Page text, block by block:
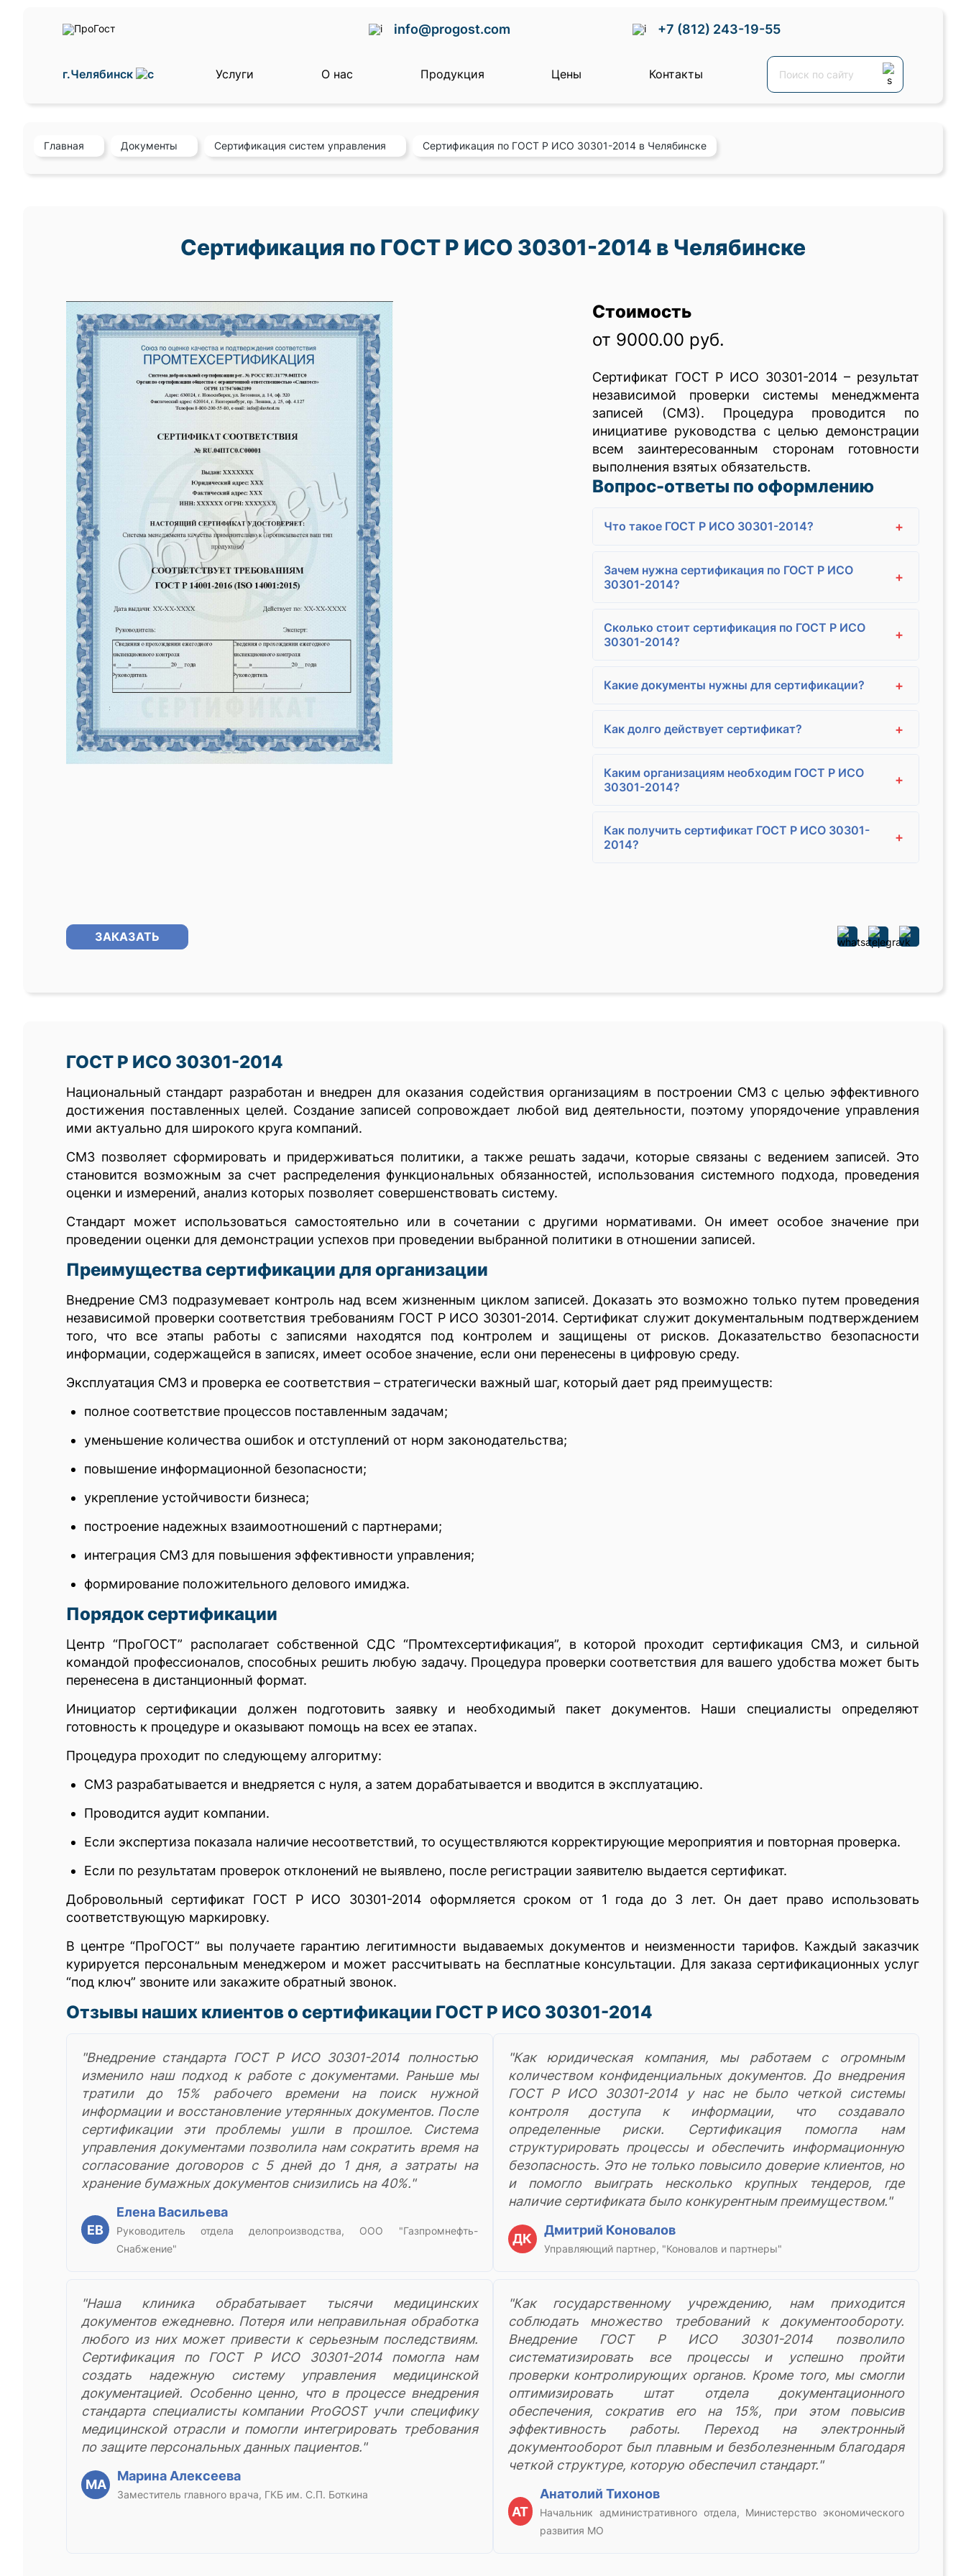
info@progost.com +7 (812) 243-19-55
г.Челябинск Услуги О нас Продукция Цены Контакты
Главная Документы Сертификация систем управления Сертификация по ГОСТ Р ИСО 30301-2014 в Челябинске
Сертификация по ГОСТ Р ИСО 30301-2014 в Челябинске
Стоимость
от 9000.00 руб.
Сертификат ГОСТ Р ИСО 30301-2014 – результат
независимой проверки системы менеджмента
записей (СМЗ). Процедура проводится по
инициативе руководства с целью демонстрации
всем заинтересованным сторонам готовности
выполнения взятых обязательств.
Вопрос-ответы по оформлению
Что такое ГОСТ Р ИСО 30301-2014? +
Зачем нужна сертификация по ГОСТ Р ИСО
30301-2014?
+
Сколько стоит сертификация по ГОСТ Р ИСО
30301-2014?
+
Какие документы нужны для сертификации? +
Как долго действует сертификат? +
Каким организациям необходим ГОСТ Р ИСО
30301-2014?
+
Как получить сертификат ГОСТ Р ИСО 30301-
2014?
+
ЗАКАЗАТЬ
ГОСТ Р ИСО 30301-2014
Национальный стандарт разработан и внедрен для оказания содействия организациям в построении СМЗ с целью эффективного
достижения поставленных целей. Создание записей сопровождает любой вид деятельности, поэтому упорядочение управления
ими актуально для широкого круга компаний.
СМЗ позволяет сформировать и придерживаться политики, а также решать задачи, которые связаны с ведением записей. Это
становится возможным за счет распределения функциональных обязанностей, использования системного подхода, проведения
оценки и измерений, анализ которых позволяет совершенствовать систему.
Стандарт может использоваться самостоятельно или в сочетании с другими нормативами. Он имеет особое значение при
проведении оценки для демонстрации успехов при проведении выбранной политики в отношении записей.
Преимущества сертификации для организации
Внедрение СМЗ подразумевает контроль над всем жизненным циклом записей. Доказать это возможно только путем проведения
независимой проверки соответствия требованиям ГОСТ Р ИСО 30301-2014. Сертификат служит документальным подтверждением
того, что все этапы работы с записями находятся под контролем и защищены от рисков. Доказательство безопасности
информации, содержащейся в записях, имеет особое значение, если они перенесены в цифровую среду.
Эксплуатация СМЗ и проверка ее соответствия – стратегически важный шаг, который дает ряд преимуществ:
полное соответствие процессов поставленным задачам;
уменьшение количества ошибок и отступлений от норм законодательства;
повышение информационной безопасности;
укрепление устойчивости бизнеса;
построение надежных взаимоотношений с партнерами;
интеграция СМЗ для повышения эффективности управления;
формирование положительного делового имиджа.
Порядок сертификации
Центр “ПроГОСТ” располагает собственной СДС “Промтехсертификация”, в которой проходит сертификация СМЗ, и сильной
командой профессионалов, способных решить любую задачу. Процедура проверки соответствия для вашего удобства может быть
перенесена в дистанционный формат.
Инициатор сертификации должен подготовить заявку и необходимый пакет документов. Наши специалисты определяют
готовность к процедуре и оказывают помощь на всех ее этапах.
Процедура проходит по следующему алгоритму:
СМЗ разрабатывается и внедряется с нуля, а затем дорабатывается и вводится в эксплуатацию.
Проводится аудит компании.
Если экспертиза показала наличие несоответствий, то осуществляются корректирующие мероприятия и повторная проверка.
Если по результатам проверок отклонений не выявлено, после регистрации заявителю выдается сертификат.
Добровольный сертификат ГОСТ Р ИСО 30301-2014 оформляется сроком от 1 года до 3 лет. Он дает право использовать
соответствующую маркировку.
В центре “ПроГОСТ” вы получаете гарантию легитимности выдаваемых документов и неизменности тарифов. Каждый заказчик
курируется персональным менеджером и может рассчитывать на бесплатные консультации. Для заказа сертификационных услуг
“под ключ” звоните или закажите обратный звонок.
Отзывы наших клиентов о сертификации ГОСТ Р ИСО 30301-2014
"Внедрение стандарта ГОСТ Р ИСО 30301-2014 полностью
изменило наш подход к работе с документами. Раньше мы
тратили до 15% рабочего времени на поиск нужной
информации и восстановление утерянных документов. После
сертификации эти проблемы ушли в прошлое. Система
управления документами позволила нам сократить время на
согласование договоров с 5 дней до 1 дня, а затраты на
хранение бумажных документов снизились на 40%."
ЕВ
Елена Васильева
Руководитель отдела делопроизводства, ООО "Газпромнефть-
Снабжение"
"Как юридическая компания, мы работаем с огромным
количеством конфиденциальных документов. До внедрения
ГОСТ Р ИСО 30301-2014 у нас не было четкой системы
контроля доступа к информации, что создавало
определенные риски. Сертификация помогла нам
структурировать процессы и обеспечить информационную
безопасность. Это не только повысило доверие клиентов, но
и помогло выиграть несколько крупных тендеров, где
наличие сертификата было конкурентным преимуществом."
ДК
Дмитрий Коновалов
Управляющий партнер, "Коновалов и партнеры"
"Наша клиника обрабатывает тысячи медицинских
документов ежедневно. Потеря или неправильная обработка
любого из них может привести к серьезным последствиям.
Сертификация по ГОСТ Р ИСО 30301-2014 помогла нам
создать надежную систему управления медицинской
документацией. Особенно ценно, что в процессе внедрения
стандарта специалисты компании ProGOST учли специфику
медицинской отрасли и помогли интегрировать требования
по защите персональных данных пациентов."
МА
Марина Алексеева
Заместитель главного врача, ГКБ им. С.П. Боткина
"Как государственному учреждению, нам приходится
соблюдать множество требований к документообороту.
Внедрение ГОСТ Р ИСО 30301-2014 позволило
систематизировать все процессы и успешно пройти
проверки контролирующих органов. Кроме того, мы смогли
оптимизировать штат отдела документационного
обеспечения, сократив его на 15%, при этом повысив
эффективность работы. Переход на электронный
документооборот был плавным и безболезненным благодаря
четкой структуре, которую обеспечил стандарт."
АТ
Анатолий Тихонов
Начальник административного отдела, Министерство экономического
развития МО